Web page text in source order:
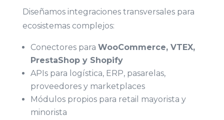
Diseñamos integraciones transversales para
ecosistemas complejos:
Conectores para WooCommerce, VTEX,
PrestaShop y Shopify
APIs para logística, ERP, pasarelas,
proveedores y marketplaces
Módulos propios para retail mayorista y
minorista